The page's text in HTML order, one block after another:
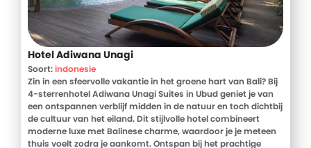
Hotel Adiwana Unagi
Soort:indonesie
Zin in een sfeervolle vakantie in het groene hart van Bali? Bij
4-sterrenhotel Adiwana Unagi Suites in Ubud geniet je van
een ontspannen verblijf midden in de natuur en toch dichtbij
de cultuur van het eiland. Dit stijlvolle hotel combineert
moderne luxe met Balinese charme, waardoor je je meteen
thuis voelt zodra je aankomt. Ontspan bij het prachtige